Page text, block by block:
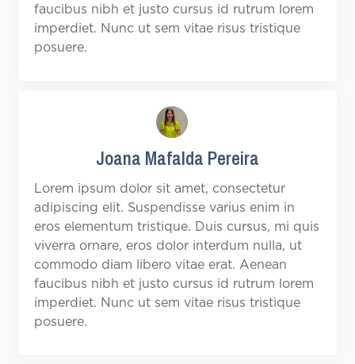
faucibus nibh et justo cursus id rutrum lorem
imperdiet. Nunc ut sem vitae risus tristique
posuere.
Joana Mafalda Pereira
Lorem ipsum dolor sit amet, consectetur
adipiscing elit. Suspendisse varius enim in
eros elementum tristique. Duis cursus, mi quis
viverra ornare, eros dolor interdum nulla, ut
commodo diam libero vitae erat. Aenean
faucibus nibh et justo cursus id rutrum lorem
imperdiet. Nunc ut sem vitae risus tristique
posuere.